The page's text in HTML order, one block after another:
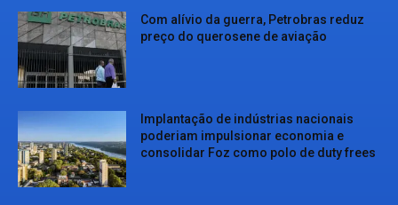
Com alívio da guerra, Petrobras reduz
preço do querosene de aviação
Implantação de indústrias nacionais
poderiam impulsionar economia e
consolidar Foz como polo de duty frees